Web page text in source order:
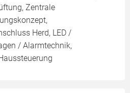
Zentrale
Herd, LED /
/ Alarmtechnik,